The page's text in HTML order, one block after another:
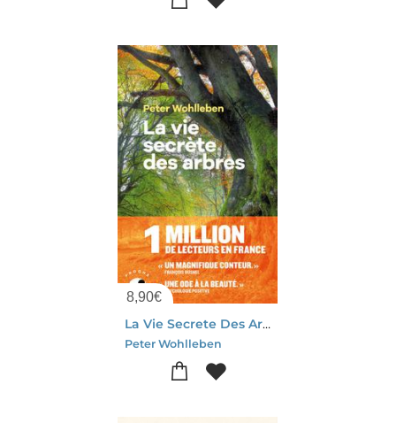
8,90€
La Vie Secrete Des Arbres
Peter Wohlleben